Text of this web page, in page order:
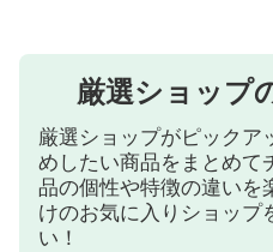
厳選ショップ
厳選ショップがピックア
めしたい商品をまとめて
品の個性や特徴の違いを
けのお気に入りショップ
い！